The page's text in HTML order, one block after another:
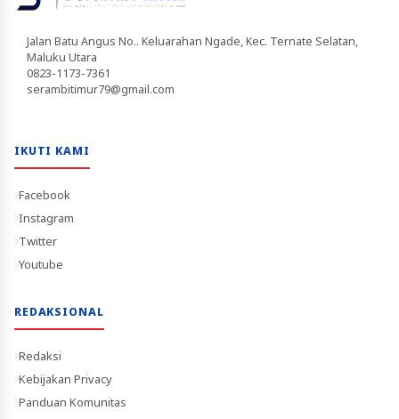
Jalan Batu Angus No.. Keluarahan Ngade, Kec. Ternate Selatan,
Maluku Utara
0823-1173-7361
serambitimur79@gmail.com
IKUTI KAMI
Facebook
Instagram
Twitter
Youtube
REDAKSIONAL
Redaksi
Kebijakan Privacy
Panduan Komunitas